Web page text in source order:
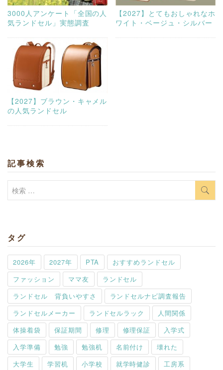
3000人アンケート「全国の人
気ランドセル」実態調査
【2027】とてもおしゃれなホ
ワイト・ベージュ・シルバー
【2027】ブラウン・キャメル
の人気ランドセル
記事検索
検
タグ
2026年 2027年 PTA
おすすめランドセル
ファッション
ママ友
ランドセル
ランドセル 背負いやすさ
ランドセルナビ調査報告
ランドセルメーカー
ランドセルラック
人間関係
体操着袋
保証期間 修理 修理保証
入学式
入学準備
勉強 勉強机 名前付け
壊れた
大学生
学習机 小学校 就学時健診
工房系